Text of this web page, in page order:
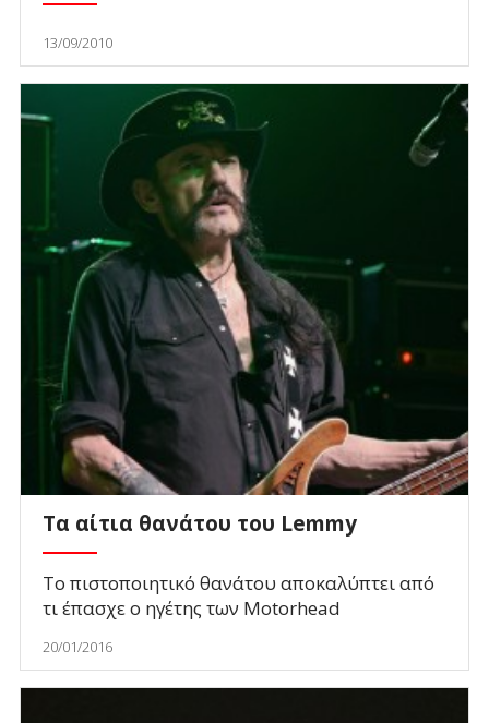
13/09/2010
Τα αίτια θανάτου του Lemmy
Το πιστοποιητικό θανάτου αποκαλύπτει από
τι έπασχε ο ηγέτης των Motorhead
20/01/2016